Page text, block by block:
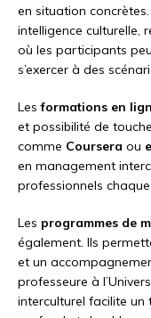
en situation concrètes.
intelligence culturelle,
où les participants
s’exercer à des
Lesformations en
et possibilité de
comme Coursera ou
en management
professionnels
Les programmes de
également. Ils
et un
professeure à
interculturel facilite un